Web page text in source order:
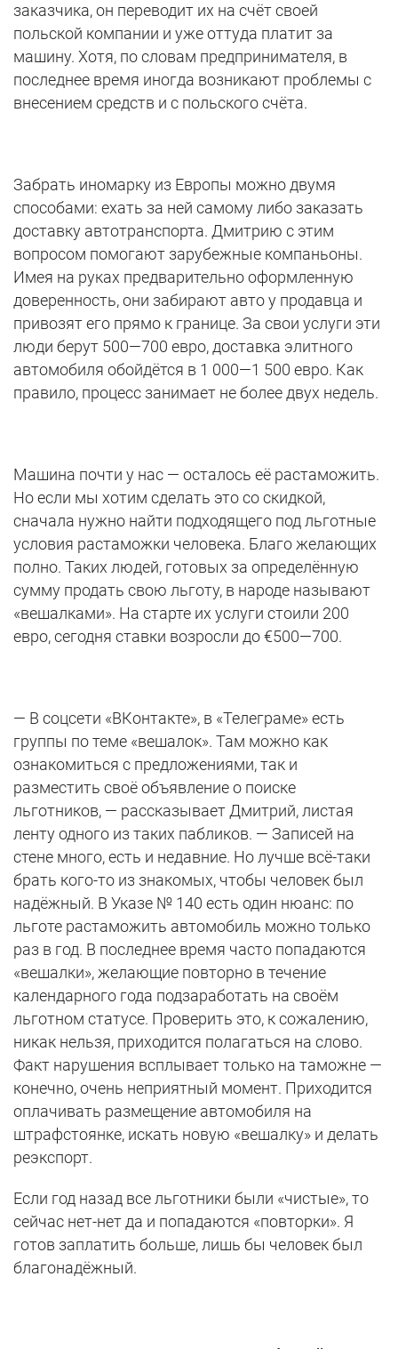
заказчика, он переводит их на счёт своей
польской компании и уже оттуда платит за
машину. Хотя, по словам предпринимателя, в
последнее время иногда возникают проблемы с
внесением средств и с польского счёта.
Забрать иномарку из Европы можно двумя
способами: ехать за ней самому либо заказать
доставку автотранспорта. Дмитрию с этим
вопросом помогают зарубежные компаньоны.
Имея на руках предварительно оформленную
доверенность, они забирают авто у продавца и
привозят его прямо к границе. За свои услуги эти
люди берут 500—700 евро, доставка элитного
автомобиля обойдётся в 1 000—1 500 евро. Как
правило, процесс занимает не более двух недель.
Машина почти у нас — осталось её растаможить.
Но если мы хотим сделать это со скидкой,
сначала нужно найти подходящего под льготные
условия растаможки человека. Благо желающих
полно. Таких людей, готовых за определённую
сумму продать свою льготу, в народе называют
«вешалками». На старте их услуги стоили 200
евро, сегодня ставки возросли до €500—700.
— В соцсети «ВКонтакте», в «Телеграме» есть
группы по теме «вешалок». Там можно как
ознакомиться с предложениями, так и
разместить своё объявление о поиске
льготников, — рассказывает Дмитрий, листая
ленту одного из таких пабликов. — Записей на
стене много, есть и недавние. Но лучше всё-таки
брать кого-то из знакомых, чтобы человек был
надёжный. В Указе № 140 есть один нюанс: по
льготе растаможить автомобиль можно только
раз в год. В последнее время часто попадаются
«вешалки», желающие повторно в течение
календарного года подзаработать на своём
льготном статусе. Проверить это, к сожалению,
никак нельзя, приходится полагаться на слово.
Факт нарушения всплывает только на таможне —
конечно, очень неприятный момент. Приходится
оплачивать размещение автомобиля на
штрафстоянке, искать новую «вешалку» и делать
реэкспорт.
Если год назад все льготники были «чистые», то
сейчас нет-нет да и попадаются «повторки». Я
готов заплатить больше, лишь бы человек был
благонадёжный.